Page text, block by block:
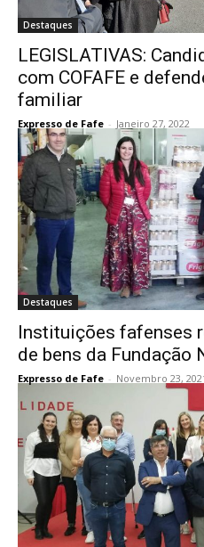
Destaques
LEGISLATIVAS:
com COFAFE e
familiar
Expresso de Fafe - Janeiro 27, 2022
Destaques
Instituições fafenses
de bens da Fundação
Expresso de Fafe - Novembro 23,